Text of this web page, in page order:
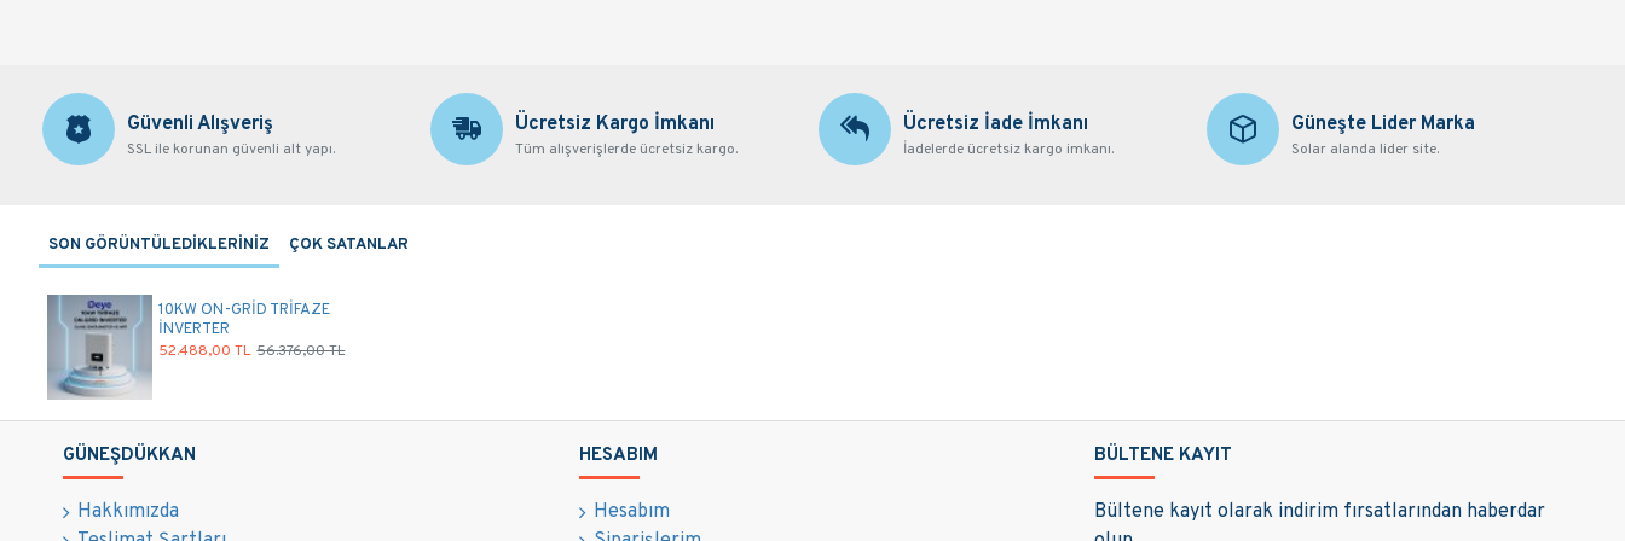
Güvenli Alışveriş
SSL ile korunan güvenli alt yapı.
Ücretsiz Kargo İmkanı
Tüm alışverişlerde ücretsiz kargo.
Ücretsiz İade İmkanı
İadelerde ücretsiz kargo imkanı.
Güneşte Lider Marka
Solar alanda lider site.
SON GÖRÜNTÜLEDİKLERİNİZ ÇOK SATANLAR
10KW ON-GRİD TRİFAZE
İNVERTER
52.488,00 TL 56.376,00 TL
GÜNEŞDÜKKAN
Hakkımızda
HESABIM
Hesabım
BÜLTENE KAYIT
Bültene kayıt olarak indirim fırsatlarından haberdar